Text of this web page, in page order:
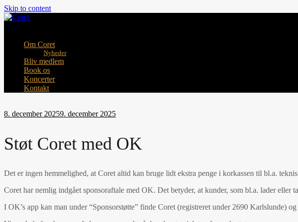
Skip to content
Om Coret
Nyheder
Bliv medlem
Book os
Koncerter
Kontakt
8. december 20259. december 2025
Støt Coret med OK
Det er ingen hemmelighed, at Coret altid kan bruge lidt ekstra penge i korkassen til bl.a.
Coret har nemlig indgået sponsoraftale med OK. Det betyder, at kunder, som bl.a. lader
I OK’s app kan man under “Sponsorstøtte” finde Coret (registreret under 2690 Karlslunde)